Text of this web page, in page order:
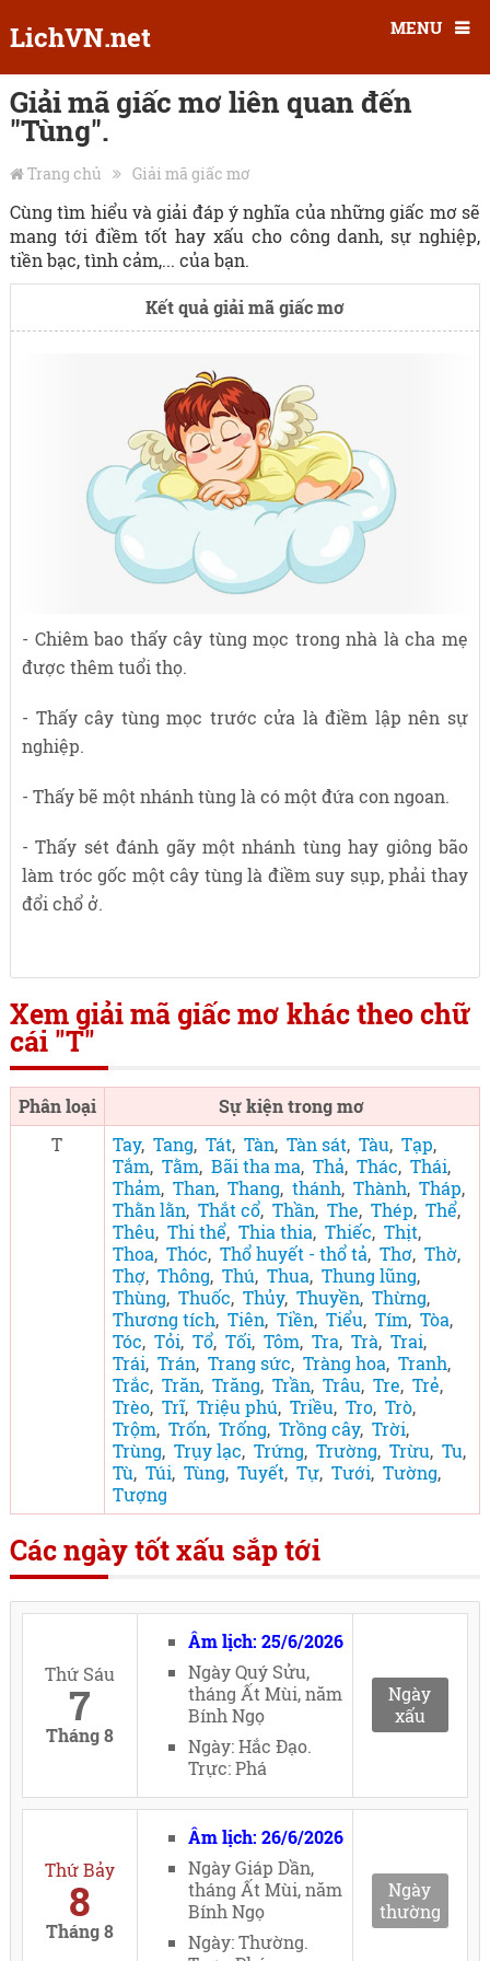
LichVN.net MENU
Giải mã giấc mơ liên quan đến
"Tùng".
Trang chủ Giải mã giấc mơ
Cùng tìm hiểu và giải đáp ý nghĩa của những giấc mơ sẽ
mang tới điềm tốt hay xấu cho công danh, sự nghiệp,
tiền bạc, tình cảm,... của bạn.
Kết quả giải mã giấc mơ
- Chiêm bao thấy cây tùng mọc trong nhà là cha mẹ
được thêm tuổi thọ.
- Thấy cây tùng mọc trước cửa là điềm lập nên sự
nghiệp.
- Thấy bẽ một nhánh tùng là có một đứa con ngoan.
- Thấy sét đánh gãy một nhánh tùng hay giông bão
làm tróc gốc một cây tùng là điềm suy sụp, phải thay
đổi chổ ở.
Xem giải mã giấc mơ khác theo chữ
cái "T"
Phân loại
Sự kiện trong mơ
T
Tay, Tang, Tát, Tàn, Tàn sát, Tàu, Tạp,
Tắm, Tằm, Bãi tha ma, Thả, Thác, Thái,
Thảm, Than, Thang, thánh, Thành, Tháp,
Thằn lằn, Thắt cổ, Thần, The, Thép, Thể,
Thêu, Thi thể, Thia thia, Thiếc, Thịt,
Thoa, Thóc, Thổ huyết - thổ tả, Thơ, Thờ,
Thợ, Thông, Thú, Thua, Thung lũng,
Thùng, Thuốc, Thủy, Thuyền, Thừng,
Thương tích, Tiên, Tiền, Tiểu, Tím, Tòa,
Tóc, Tỏi, Tổ, Tối, Tôm, Tra, Trà, Trai,
Trái, Trán, Trang sức, Tràng hoa, Tranh,
Trắc, Trăn, Trăng, Trần, Trâu, Tre, Trẻ,
Trèo, Trĩ, Triệu phú, Triều, Tro, Trò,
Trộm, Trốn, Trống, Trồng cây, Trời,
Trùng, Trụy lạc, Trứng, Trường, Trừu, Tu,
Tù, Túi, Tùng, Tuyết, Tự, Tưới, Tường,
Tượng
Các ngày tốt xấu sắp tới
Thứ Sáu
7
Tháng 8
Âm lịch: 25/6/2026
Ngày Quý Sửu,
tháng Ất Mùi, năm
Bính Ngọ
Ngày: Hắc Đạo.
Trực: Phá
Ngày
xấu
Thứ Bảy
8
Tháng 8
Âm lịch: 26/6/2026
Ngày Giáp Dần,
tháng Ất Mùi, năm
Bính Ngọ
Ngày: Thường.
Ngày
thường